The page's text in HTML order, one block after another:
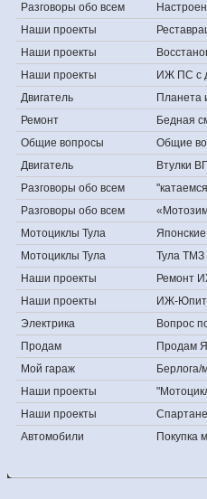
Разговоры обо всем
Наши проекты
Наши проекты
Наши проекты
ИЖ ПС с
Двигатель
Планета
Ремонт
Бедная
Общие вопросы
Общие
Двигатель
Втулки
Разговоры обо всем
Разговоры обо всем
Мотоциклы Тула
Мотоциклы Тула
Тула ТМЗ
Наши проекты
Ремонт
Наши проекты
ИЖ-
Электрика
Вопрос
Продам
Продам
Мой гараж
Берлога/
Наши проекты
Наши проекты
Автомобили
Покупка